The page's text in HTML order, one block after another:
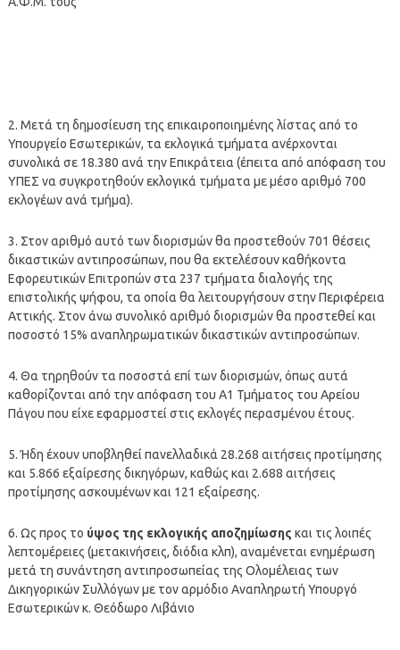
2. Μετά τη δημοσίευση της επικαιροποιημένης λίστας από το
Υπουργείο Εσωτερικών, τα εκλογικά τμήματα ανέρχονται
συνολικά σε 18.380 ανά την Επικράτεια (έπειτα από απόφαση του
ΥΠΕΣ να συγκροτηθούν εκλογικά τμήματα με μέσο αριθμό 700
εκλογέων ανά τμήμα).
3. Στον αριθμό αυτό των διορισμών θα προστεθούν 701 θέσεις
δικαστικών αντιπροσώπων, που θα εκτελέσουν καθήκοντα
Εφορευτικών Επιτροπών στα 237 τμήματα διαλογής της
επιστολικής ψήφου, τα οποία θα λειτουργήσουν στην Περιφέρεια
Αττικής. Στον άνω συνολικό αριθμό διορισμών θα προστεθεί και
ποσοστό 15% αναπληρωματικών δικαστικών αντιπροσώπων.
4. Θα τηρηθούν τα ποσοστά επί των διορισμών, όπως αυτά
καθορίζονται από την απόφαση του Α1 Τμήματος του Αρείου
Πάγου που είχε εφαρμοστεί στις εκλογές περασμένου έτους.
5. Ήδη έχουν υποβληθεί πανελλαδικά 28.268 αιτήσεις προτίμησης
και 5.866 εξαίρεσης δικηγόρων, καθώς και 2.688 αιτήσεις
προτίμησης ασκουμένων και 121 εξαίρεσης.
6. Ως προς το ύψος της εκλογικής αποζημίωσης και τις λοιπές
λεπτομέρειες (μετακινήσεις, διόδια κλπ), αναμένεται ενημέρωση
μετά τη συνάντηση αντιπροσωπείας της Ολομέλειας των
Δικηγορικών Συλλόγων με τον αρμόδιο Αναπληρωτή Υπουργό
Εσωτερικών κ. Θεόδωρο Λιβάνιο